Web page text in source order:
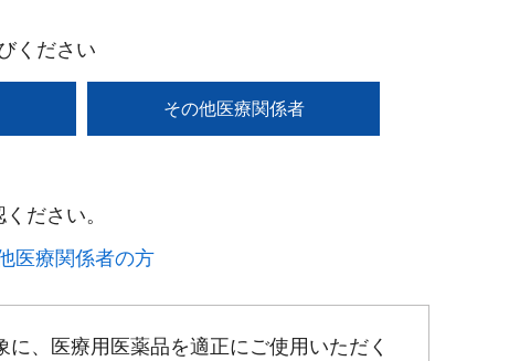
ください
その他医療関係者
ださい。​
医療関係者の方​
に、医療用医薬品を適正にご使用いただく